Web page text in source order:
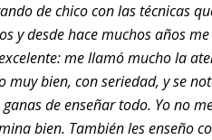
de chico con las técnicas
y desde hace muchos años
me llamó mucho la
bien, con seriedad, y se
de enseñar todo. Yo no
bien. También les enseño